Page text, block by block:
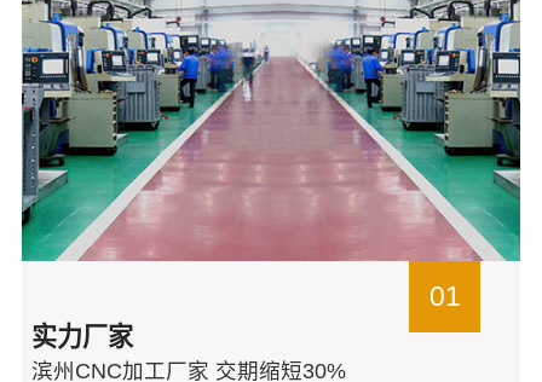
01
实力厂家
滨州CNC加工厂家 交期缩短30%